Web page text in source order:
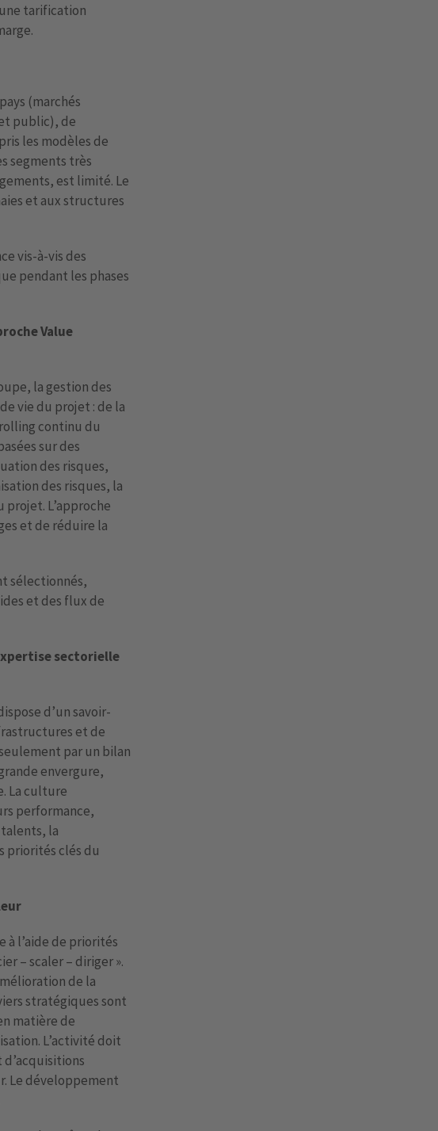
tarification
(marchés
public), de
les modèles de
segments très
est limité. Le
et aux structures
vis-à-vis des
pendant les phases
Value
la gestion des
vie du projet : de la
continu du
sur des
des risques,
des risques, la
L’approche
et de réduire la
sélectionnés,
et des flux de
sectorielle
d’un savoir-
et de
par un bilan
envergure,
La culture
performance,
la
priorités clés du
à l’aide de priorités
– scaler – diriger ».
de la
stratégiques sont
matière de
L’activité doit
Le développement